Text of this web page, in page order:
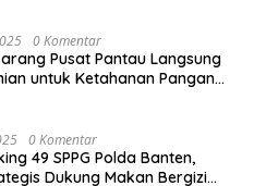
0 Komentar
Pusat Pantau Langsung
untuk Ketahanan Pangan
0 Komentar
49 SPPG Polda Banten,
Dukung Makan Bergizi